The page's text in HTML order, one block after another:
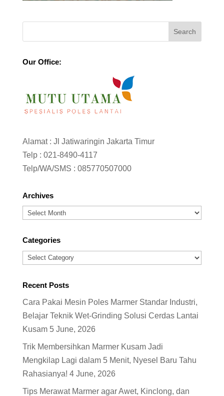
Our Office:
Alamat : Jl Jatiwaringin Jakarta Timur
Telp : 021-8490-4117
Telp/WA/SMS : 085770507000
Archives
Archives
Categories
Categories
Recent Posts
Cara Pakai Mesin Poles Marmer Standar Industri,
Belajar Teknik Wet-Grinding Solusi Cerdas Lantai
Kusam 5 June, 2026
Trik Membersihkan Marmer Kusam Jadi
Mengkilap Lagi dalam 5 Menit, Nyesel Baru Tahu
Rahasianya! 4 June, 2026
Tips Merawat Marmer agar Awet, Kinclong, dan